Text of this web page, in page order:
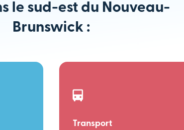
le sud-est du Nouveau-
Brunswick :
Transport